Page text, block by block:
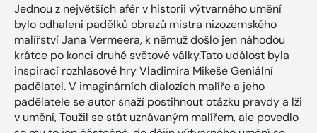
Jednou z největších afér v historii výtvarného umění
bylo odhalení padělků obrazů mistra nizozemského
malířství Jana Vermeera, k němuž došlo jen náhodou
krátce po konci druhé světové války.Tato událost byla
inspirací rozhlasové hry Vladimíra Mikeše Geniální
padělatel. V imaginárních dialozích malíře a jeho
padělatele se autor snaží postihnout otázku pravdy a lži
v umění, Toužil se stát uznávaným malířem, ale povedlo